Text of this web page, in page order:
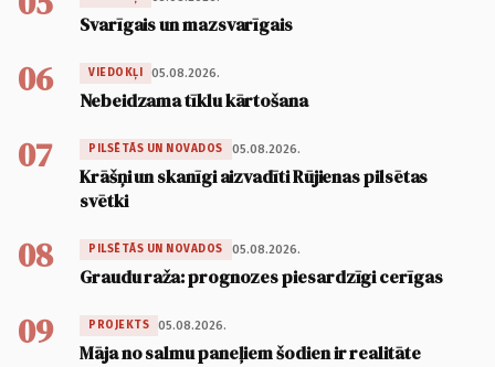
Svarīgais un mazsvarīgais
06 VIEDOKĻI 05.08.2026.
Nebeidzama tīklu kārtošana
07 PILSĒTĀS UN NOVADOS 05.08.2026.
Krāšņi un skanīgi aizvadīti Rūjienas pilsētas
svētki
08 PILSĒTĀS UN NOVADOS 05.08.2026.
Graudu raža: prognozes piesardzīgi cerīgas
09 PROJEKTS 05.08.2026.
Māja no salmu paneļiem šodien ir realitāte